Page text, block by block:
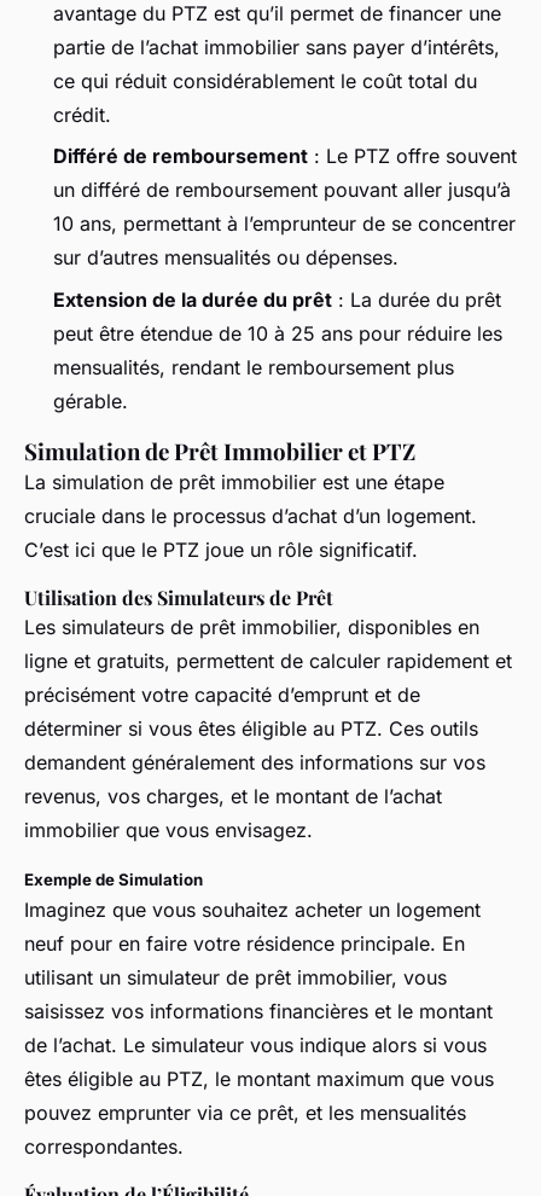
avantage du PTZ est qu’il permet de financer une
partie de l’achat immobilier sans payer d’intérêts,
ce qui réduit considérablement le coût total du
crédit.
Différé de remboursement : Le PTZ offre souvent
un différé de remboursement pouvant aller jusqu’à
10 ans, permettant à l’emprunteur de se concentrer
sur d’autres mensualités ou dépenses.
Extension de la durée du prêt : La durée du prêt
peut être étendue de 10 à 25 ans pour réduire les
mensualités, rendant le remboursement plus
gérable.
Simulation de Prêt Immobilier et PTZ
La simulation de prêt immobilier est une étape
cruciale dans le processus d’achat d’un logement.
C’est ici que le PTZ joue un rôle significatif.
Utilisation des Simulateurs de Prêt
Les simulateurs de prêt immobilier, disponibles en
ligne et gratuits, permettent de calculer rapidement et
précisément votre capacité d’emprunt et de
déterminer si vous êtes éligible au PTZ. Ces outils
demandent généralement des informations sur vos
revenus, vos charges, et le montant de l’achat
immobilier que vous envisagez.
Exemple de Simulation
Imaginez que vous souhaitez acheter un logement
neuf pour en faire votre résidence principale. En
utilisant un simulateur de prêt immobilier, vous
saisissez vos informations financières et le montant
de l’achat. Le simulateur vous indique alors si vous
êtes éligible au PTZ, le montant maximum que vous
pouvez emprunter via ce prêt, et les mensualités
correspondantes.